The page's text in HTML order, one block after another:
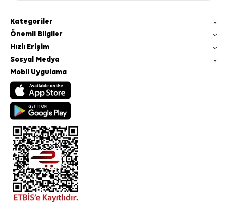
Kategoriler
Önemli Bilgiler
Hızlı Erişim
Sosyal Medya
Mobil Uygulama